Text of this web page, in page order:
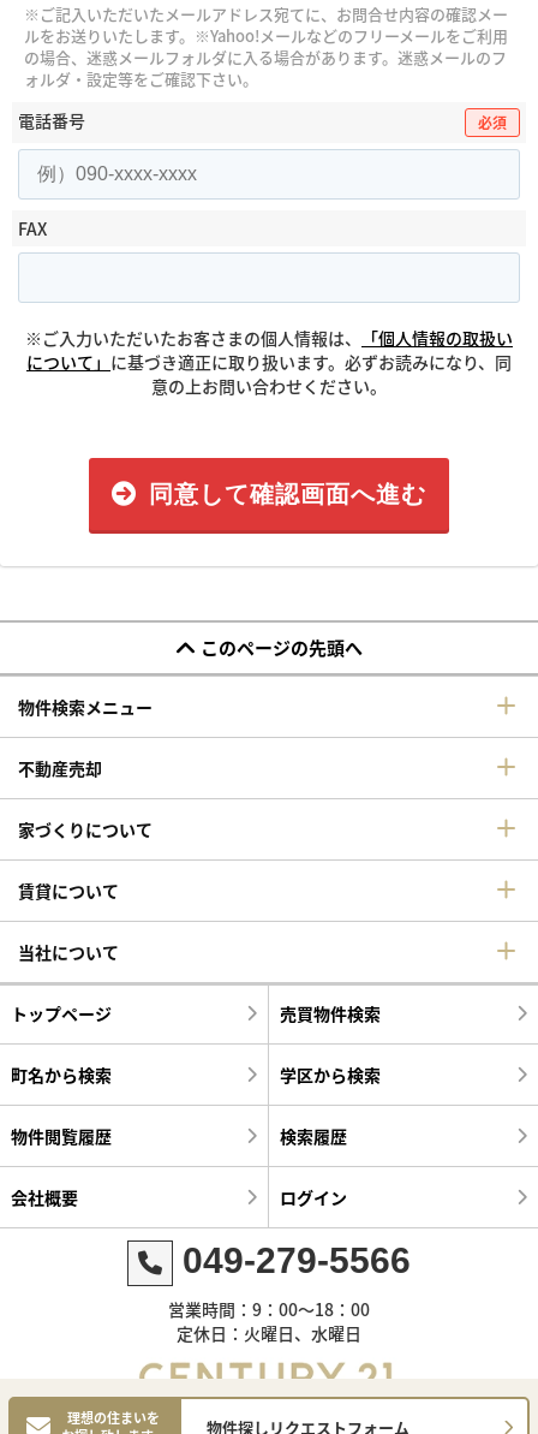
理想の住まいを
物件探しリクエストフォーム
※ご記入いただいたメールアドレス宛てに、お問合せ内容の確認メー
ルをお送りいたします。 ※Yahoo!メールなどのフリーメールをご利用
の場合、迷惑メールフォルダに入る場合があります。 迷惑メールのフ
ォルダ・設定等をご確認下さい。
電話番号 必須
FAX
※ご入力いただいたお客さまの個人情報は、
「個人情報の取扱い
について」 に基づき適正に取り扱います。必ずお読みになり、同
意の上お問い合わせください。
同意して確認画面へ進む
このページの先頭へ
物件検索メニュー
不動産売却
家づくりについて
賃貸について
当社について
トップページ 売買物件検索
町名から検索 学区から検索
物件閲覧履歴 検索履歴
会社概要 ログイン
049-279-5566
営業時間：9：00～18：00
定休日：火曜日、水曜日